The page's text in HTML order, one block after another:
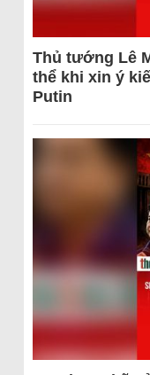
Thủ tướng Lê
thể khi xin ý
Putin